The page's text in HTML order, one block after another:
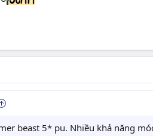
beast 5* pu. Nhiều khả năng